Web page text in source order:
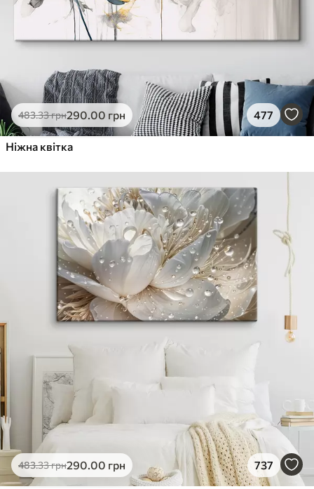
483.33грн290.00 грн 477
Ніжна квітка
483.33грн290.00 грн 737